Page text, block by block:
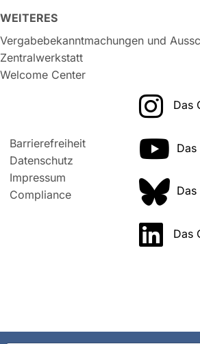
WEITERES
Vergabebekanntmachungen und
Zentralwerkstatt
Welcome Center
Barrierefreiheit
Datenschutz
Impressum
Compliance
Das
Das
Das
Das